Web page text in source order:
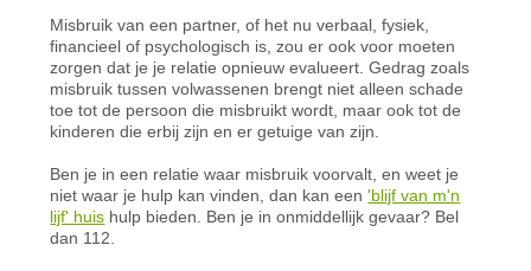
Misbruik van een partner, of het nu verbaal, fysiek,
financieel of psychologisch is, zou er ook voor moeten
zorgen dat je je relatie opnieuw evalueert. Gedrag zoals
misbruik tussen volwassenen brengt niet alleen schade
toe tot de persoon die misbruikt wordt, maar ook tot de
kinderen die erbij zijn en er getuige van zijn.
Ben je in een relatie waar misbruik voorvalt, en weet je
niet waar je hulp kan vinden, dan kan een'blijf van m'n
lijf' huis hulp bieden. Ben je in onmiddellijk gevaar? Bel
dan 112.